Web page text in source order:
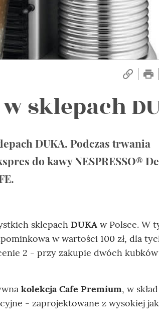
sklepach
DUKA. Podczas trwania
do kawy NESPRESSO® De
sklepach DUKA w Polsce. W
w wartości 100 zł, dla
2 - przy zakupie dwóch
kolekcja Cafe Premium, w
- zaprojektowane z wysokiej